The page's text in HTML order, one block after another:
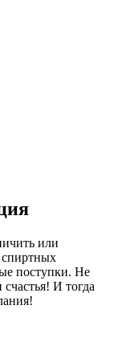
или
спиртных
поступки. Не
И тогда